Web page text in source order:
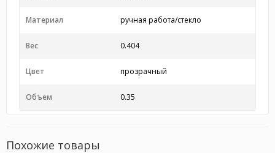
Материал ручная работа/стекло
Вес 0.404
Цвет прозрачный
Объем 0.35
Похожие товары